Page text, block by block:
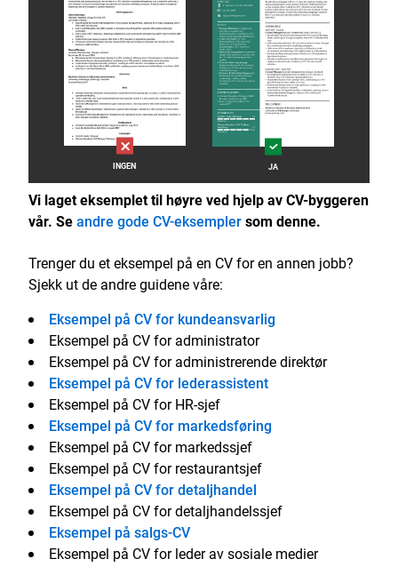
INGEN JA
Vi laget eksemplet til høyre ved hjelp av CV-byggeren
vår. Seandre gode CV-eksemplersom denne.
Trenger du et eksempel på en CV for en annen jobb?
Sjekk ut de andre guidene våre:
Eksempel på CV for kundeansvarlig
Eksempel på CV for administrator
Eksempel på CV for administrerende direktør
Eksempel på CV for lederassistent
Eksempel på CV for HR-sjef
Eksempel på CV for markedsføring
Eksempel på CV for markedssjef
Eksempel på CV for restaurantsjef
Eksempel på CV for detaljhandel
Eksempel på CV for detaljhandelssjef
Eksempel på salgs-CV
Eksempel på CV for leder av sosiale medier